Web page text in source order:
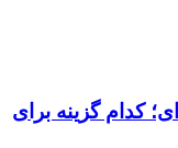
کدام گزینه برای